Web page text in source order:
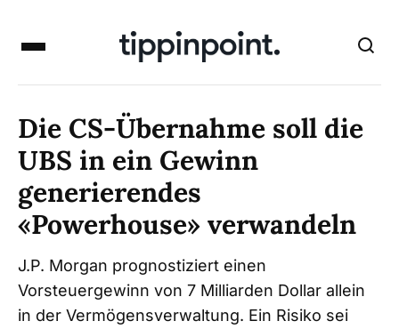
Die CS-Übernahme soll die
UBS in ein Gewinn
generierendes
«Powerhouse» verwandeln
J.P. Morgan prognostiziert einen
Vorsteuergewinn von 7 Milliarden Dollar allein
in der Vermögensverwaltung. Ein Risiko sei